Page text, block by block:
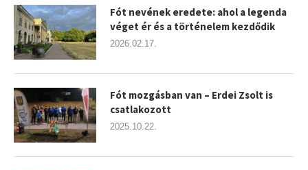
Fót nevének eredete: ahol a legenda
véget ér és a történelem kezdődik
2026.02.17.
Fót mozgásban van – Erdei Zsolt is
csatlakozott
2025.10.22.